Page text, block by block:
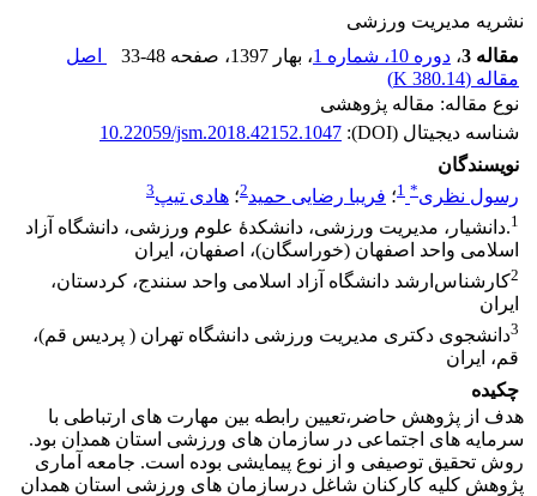
نشریه مدیریت ورزشی
مقاله 3
، دوره 10، شماره 1 ، بهار 1397 ، صفحه 33-48
اصل
مقاله (380.14 K
)
نوع مقاله: مقاله پژوهشی
شناسه دیجیتال (DOI):
10.22059/jsm.2018.42152.1047
نویسندگان
رسول نظری*
1؛ فریبا رضایی حمید2؛ هادی تیپ3
1.دانشیار، مدیریت ورزشی، دانشکدۀ علوم ورزشی، دانشگاه آزاد
اسلامی واحد اصفهان (خوراسگان)، اصفهان، ایران
2کارشناس‌ارشد دانشگاه آزاد اسلامی واحد سنندج، کردستان،
ایران
3دانشجوی دکتری مدیریت ورزشی دانشگاه تهران ( پردیس قم)،
قم، ایران
چکیده
هدف از پژوهش حاضر،تعیین رابطه بین مهارت های ارتباطی با
سرمایه های اجتماعی در سازمان های ورزشی استان همدان بود.
روش تحقیق توصیفی و از نوع پیمایشی بوده است. جامعه آماری
پژوهش کلیه کارکنان شاغل درسازمان های ورزشی استان همدان